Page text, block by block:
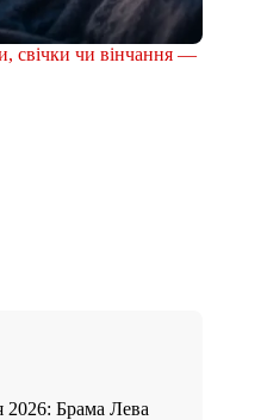
свічки чи вінчання —
2026: Брама Лева